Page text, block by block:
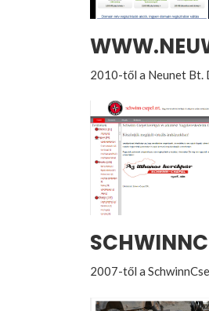
2010-től a Neunet Bt.
2007-től a